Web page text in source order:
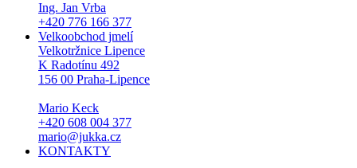
Ing. Jan Vrba
+420 776 166 377
Velkoobchod jmelí
Velkotržnice Lipence
K Radotínu 492
156 00 Praha-Lipence
Mario Keck
+420 608 004 377
mario@jukka.cz
KONTAKTY